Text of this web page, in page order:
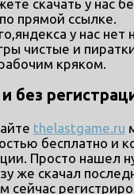
скачать у нас
прямой ссылке.
у нас нет
чистые и
кряком.
без
thelastgame.ru
бесплатно и
Просто нашел
же скачал
сейчас